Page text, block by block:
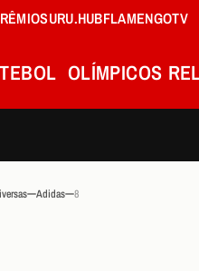
URU.HUBFLAMENGOTV
OLÍMPICOS
Adidas 8